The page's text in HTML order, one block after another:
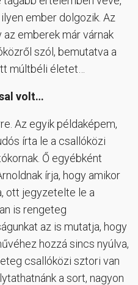
ember dolgozik. Az
emberek már várnak
szól, bemutatva a
múltbéli életet…
volt…
Az egyik példaképem,
írta le a csallóközi
Ő egyébként
írja, hogy amikor
ott jegyzetelte le a
is rengeteg
az is mutatja, hogy
hozzá sincs nyúlva,
csallóközi sztori van
a sort, nagyon